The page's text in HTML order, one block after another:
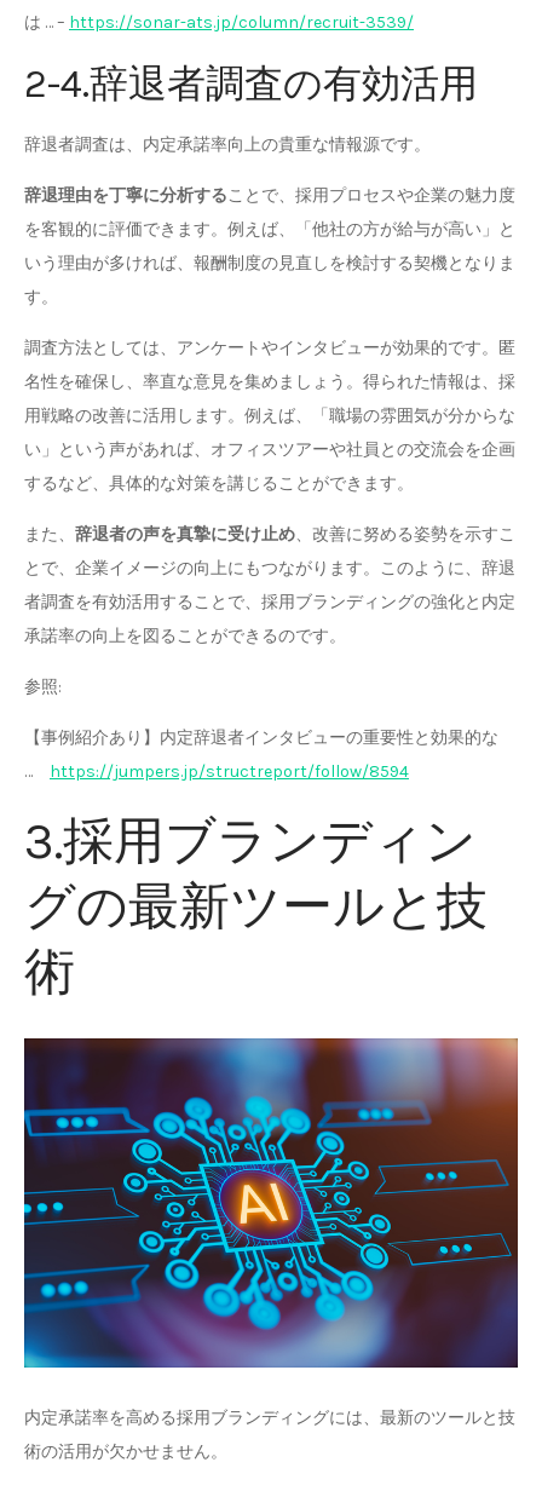
は … – https://sonar-ats.jp/column/recruit-3539/
2-4.辞退者調査の有効活用
辞退者調査は、内定承諾率向上の貴重な情報源です。
辞退理由を丁寧に分析することで、採用プロセスや企業の魅力度
を客観的に評価できます。例えば、「他社の方が給与が高い」と
いう理由が多ければ、報酬制度の見直しを検討する契機となりま
す。
調査方法としては、アンケートやインタビューが効果的です。匿
名性を確保し、率直な意見を集めましょう。得られた情報は、採
用戦略の改善に活用します。例えば、「職場の雰囲気が分からな
い」という声があれば、オフィスツアーや社員との交流会を企画
するなど、具体的な対策を講じることができます。
また、 辞退者の声を真摯に受け止め、改善に努める姿勢を示すこ
とで、企業イメージの向上にもつながります。このように、辞退
者調査を有効活用することで、採用ブランディングの強化と内定
承諾率の向上を図ることができるのです。
参照:
【事例紹介あり】内定辞退者インタビューの重要性と効果的な
… https://jumpers.jp/structreport/follow/8594
3.採用ブランディン
グの最新ツールと技
術
内定承諾率を高める採用ブランディングには、最新のツールと技
術の活用が欠かせません。